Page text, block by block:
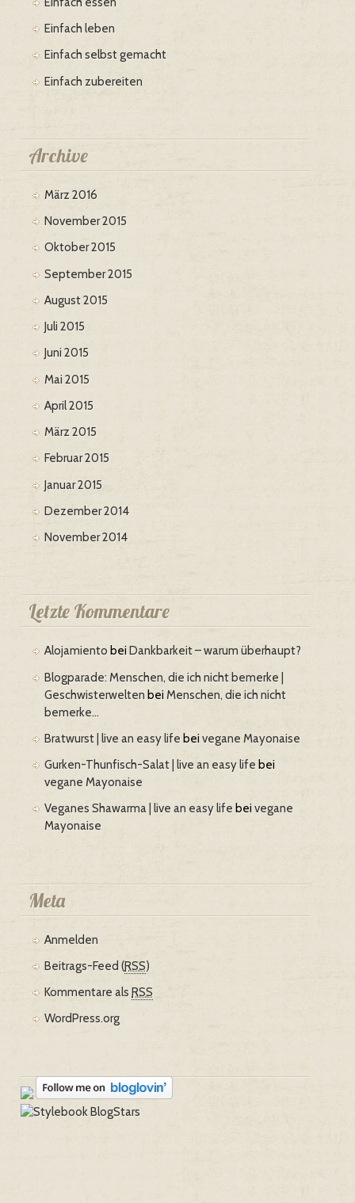
Einfach leben
Einfach selbst gemacht
Einfach zubereiten
Archive
März 2016
November 2015
Oktober 2015
September 2015
August 2015
Juli 2015
Juni 2015
Mai 2015
April 2015
März 2015
Februar 2015
Januar 2015
Dezember 2014
November 2014
Letzte Kommentare
Alojamiento beiDankbarkeit – warum überhaupt?
Blogparade: Menschen, die ich nicht bemerke |
Geschwisterwelten bei Menschen, die ich nicht
bemerke…
Bratwurst | live an easy life beivegane Mayonaise
Gurken-Thunfisch-Salat | live an easy life bei
vegane Mayonaise
Veganes Shawarma | live an easy life beivegane
Mayonaise
Meta
Anmelden
Beitrags-Feed (RSS)
Kommentare alsRSS
WordPress.org